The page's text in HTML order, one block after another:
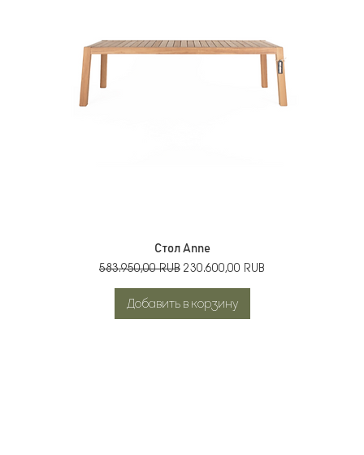
Стол Anne
Обычная цена
583.950,00 RUB Цена со скидкой
230.600,00 RUB
Добавить в корзину